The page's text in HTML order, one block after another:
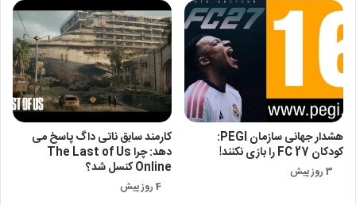
هشدار جهانی سازمان PEGI:
کودکان FC 27 را بازی نکنند!
3 روز پیش
کارمند سابق ناتی داگ پاسخ می
دهد: چرا The Last of Us
Online کنسل شد؟
4 روز پیش